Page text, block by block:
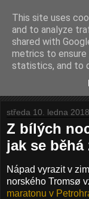
Prostě
O mém běhání.
středa 10. ledna 2018
Z bílých
jak se
Nápad vyrazit v
norského Tromsø
maratonu v
This site uses
and to analyze
shared with
metrics to ensure
statistics, and to